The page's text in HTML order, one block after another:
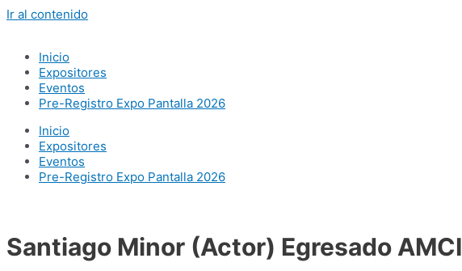
Ir al contenido
Inicio
Expositores
Eventos
Pre-Registro Expo Pantalla 2026
Inicio
Expositores
Eventos
Pre-Registro Expo Pantalla 2026
Santiago Minor (Actor) Egresado AMCI